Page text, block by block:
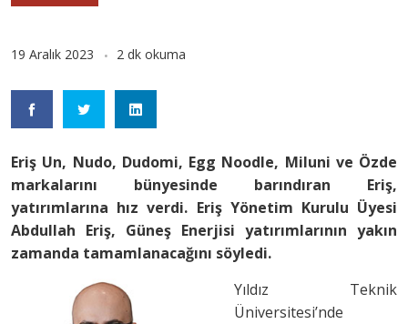
19 Aralık 2023 2 dk okuma
Eriş Un, Nudo, Dudomi, Egg Noodle, Miluni ve Özde
markalarını bünyesinde barındıran Eriş,
yatırımlarına hız verdi. Eriş Yönetim Kurulu Üyesi
Abdullah Eriş, Güneş Enerjisi yatırımlarının yakın
zamanda tamamlanacağını söyledi.
Yıldız Teknik
Üniversitesi’nde